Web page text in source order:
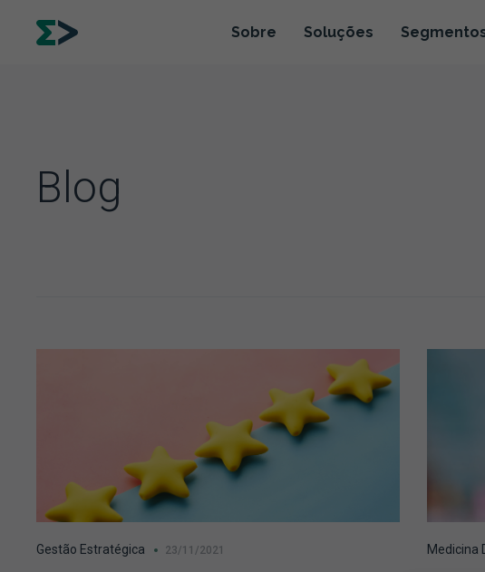
Sobre Soluções
Blog
Gestão Estratégica 23/11/2021 Medicina